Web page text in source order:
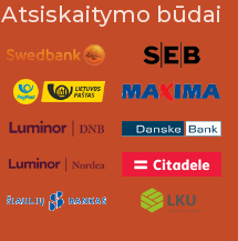
Atsiskaitymo būdai